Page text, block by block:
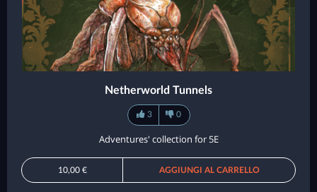
Netherworld Tunnels
3 0
Adventures' collection for 5E
10,00 € AGGIUNGI AL CARRELLO